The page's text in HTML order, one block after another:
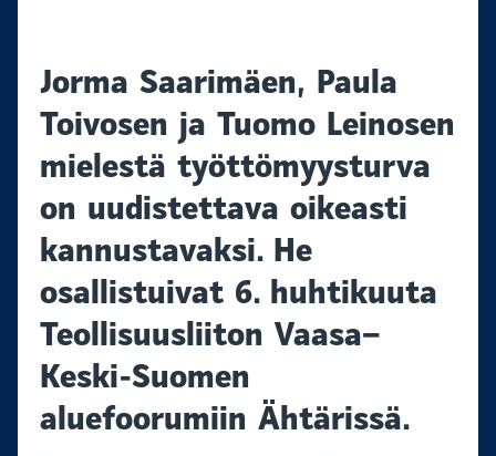
Jorma Saarimäen, Paula
Toivosen ja Tuomo Leinosen
mielestä työttömyysturva
on uudistettava oikeasti
kannustavaksi. He
osallistuivat 6. huhtikuuta
Teollisuusliiton Vaasa–
Keski-Suomen
aluefoorumiin Ähtärissä.